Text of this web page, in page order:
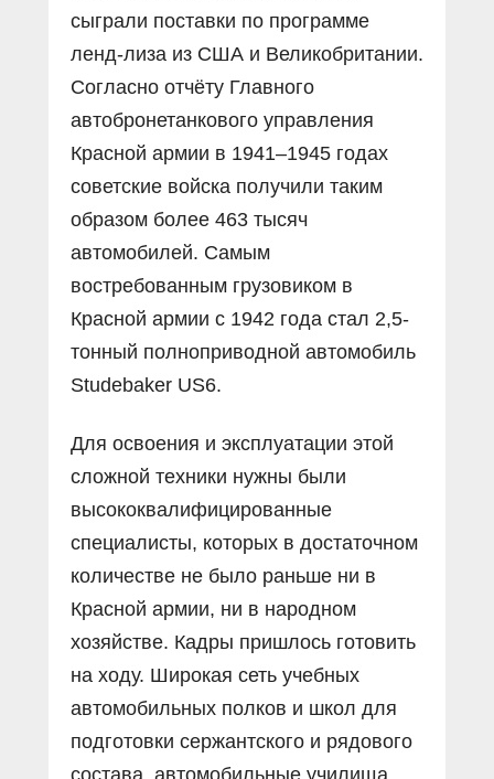
сыграли поставки по программе
ленд-лиза из США и Великобритании.
Согласно отчёту Главного
автобронетанкового управления
Красной армии в 1941–1945 годах
советские войска получили таким
образом более 463 тысяч
автомобилей. Самым
востребованным грузовиком в
Красной армии с 1942 года стал 2,5-
тонный полноприводной автомобиль
Studebaker US6.
Для освоения и эксплуатации этой
сложной техники нужны были
высококвалифицированные
специалисты, которых в достаточном
количестве не было раньше ни в
Красной армии, ни в народном
хозяйстве. Кадры пришлось готовить
на ходу. Широкая сеть учебных
автомобильных полков и школ для
подготовки сержантского и рядового
состава, автомобильные училища,